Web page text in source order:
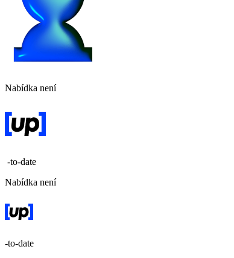
Nabídka není
-to-date
Nabídka není
-to-date